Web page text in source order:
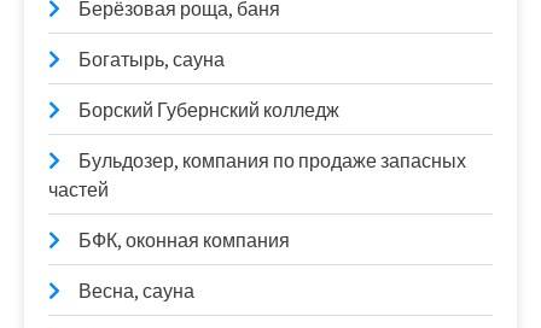
Берёзовая роща, баня
Богатырь, сауна
Борский Губернский колледж
Бульдозер, компания по продаже запасных
частей
БФК, оконная компания
Весна, сауна